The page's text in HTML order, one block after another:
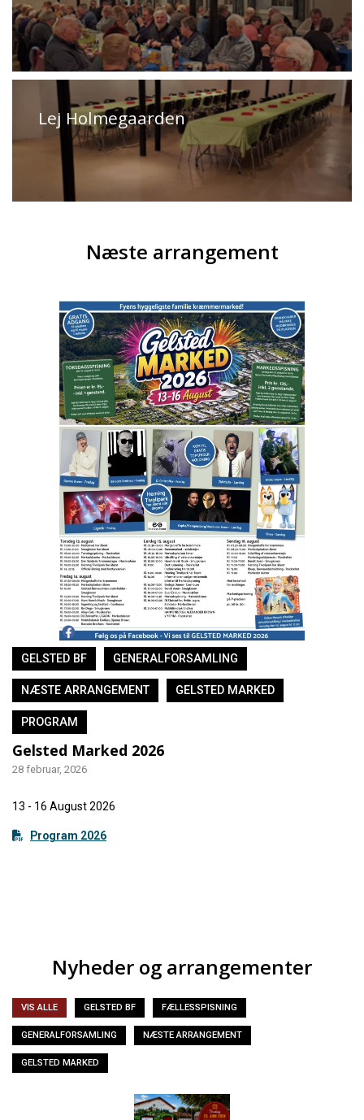
Lej Holmegaarden
Næste arrangement
GELSTED BF GENERALFORSAMLING
NÆSTE ARRANGEMENT GELSTED MARKED
PROGRAM
Gelsted Marked 2026
28 februar, 2026
13 - 16 August 2026
Program 2026
Nyheder og arrangementer
VIS ALLE GELSTED BF FÆLLESSPISNING
GENERALFORSAMLING NÆSTE ARRANGEMENT
GELSTED MARKED